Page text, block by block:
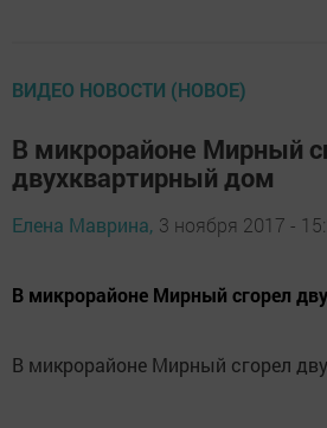
ВИДЕО НОВОСТИ (НОВОЕ)
В микрорайоне Мирный
двухквартирный дом
Елена Маврина, 3 ноября 2017 -
В микрорайоне Мирный сгорел
В микрорайоне Мирный сгорел